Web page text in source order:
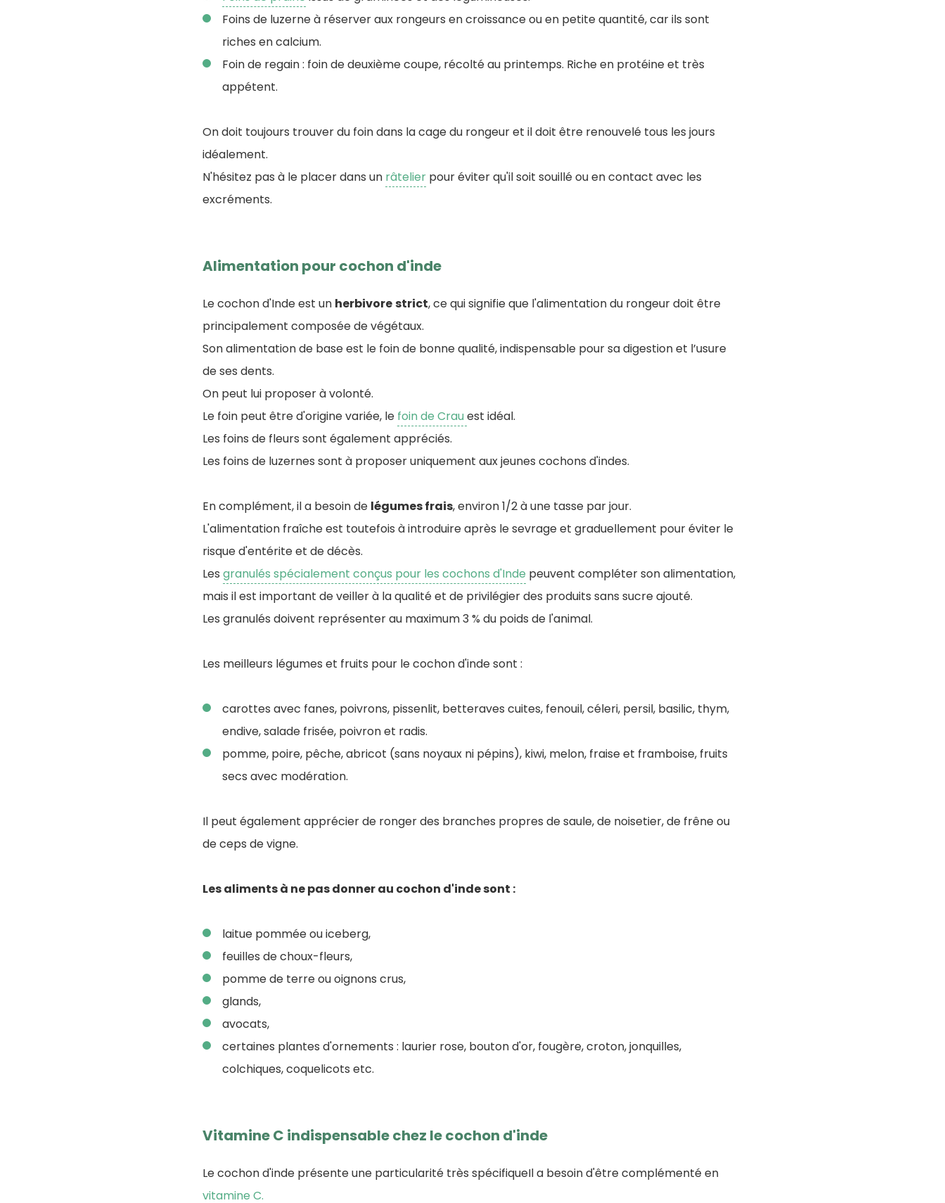
Foins de luzerne à réserver aux rongeurs en croissance ou en petite quantité, car ils sont
riches en calcium.
Foin de regain : foin de deuxième coupe, récolté au printemps. Riche en protéine et très
appétent.
On doit toujours trouver du foin dans la cage du rongeur et il doit être renouvelé tous les jours
idéalement.
N'hésitez pas à le placer dans un râtelier pour éviter qu'il soit souillé ou en contact avec les
excréments.
Alimentation pour cochon d'inde
Le cochon d'Inde est un herbivorestrict, ce qui signifie que l'alimentation du rongeur doit être
principalement composée de végétaux.
Son alimentation de base est le foin de bonne qualité, indispensable pour sa digestion et l’usure
de ses dents.
On peut lui proposer à volonté.
Le foin peut être d'origine variée, le foin de Crauest idéal.
Les foins de fleurs sont également appréciés.
Les foins de luzernes sont à proposer uniquement aux jeunes cochons d'indes.
En complément, il a besoin de légumes frais, environ 1/2 à une tasse par jour.
L'alimentation fraîche est toutefois à introduire après le sevrage et graduellement pour éviter le
risque d'entérite et de décès.
Les granulés spécialement conçus pour les cochons d'Inde peuvent compléter son alimentation,
mais il est important de veiller à la qualité et de privilégier des produits sans sucre ajouté.
Les granulés doivent représenter au maximum 3 % du poids de l'animal.
Les meilleurs légumes et fruits pour le cochon d'inde sont :
carottes avec fanes, poivrons, pissenlit, betteraves cuites, fenouil, céleri, persil, basilic, thym,
endive, salade frisée, poivron et radis.
pomme, poire, pêche, abricot (sans noyaux ni pépins), kiwi, melon, fraise et framboise, fruits
secs avec modération.
Il peut également apprécier de ronger des branches propres de saule, de noisetier, de frêne ou
de ceps de vigne.
Les aliments à ne pas donner au cochon d'inde sont :
laitue pommée ou iceberg,
feuilles de choux-fleurs,
pomme de terre ou oignons crus,
glands,
avocats,
certaines plantes d'ornements : laurier rose, bouton d'or, fougère, croton, jonquilles,
colchiques, coquelicots etc.
Vitamine C indispensable chez le cochon d'inde
Le cochon d'inde présente une particularité très spécifiqueIl a besoin d'être complémenté en
vitamine C.